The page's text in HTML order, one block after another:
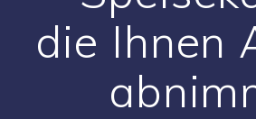
die Ihnen